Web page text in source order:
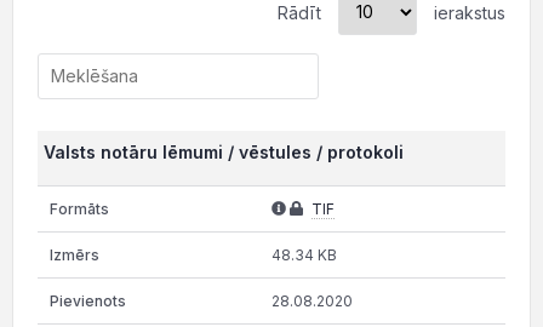
Rādīt ierakstus
Valsts notāru lēmumi / vēstules / protokoli
TIF
48.34 KB
28.08.2020